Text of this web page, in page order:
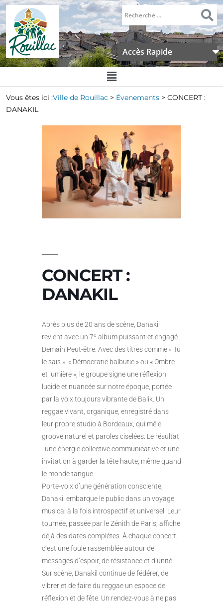
Accès Rapide
Vous êtes ici :Ville de Rouillac > Évenements > CONCERT :
DANAKIL
CONCERT :
DANAKIL
Après plus de 20 ans de scène, Danakil
revient avec un 7e album puissant et engagé :
Demain Peut-être. Avec des titres comme « Tu
le sais », « Démocratie balbutie » ou « Ombre
et lumière », le groupe signe une réflexion
lucide et nuancée sur notre époque, portée
par la voix toujours vibrante de Balik. Un
reggae vivant, organique, enregistré dans
leur propre studio à Bordeaux, qui mêle
groove naturel et paroles ciselées. Le résultat
: une énergie collective communicative et une
invitation à garder la tête haute, même quand
le monde tangue.
Porte-voix d’une génération consciente,
Danakil embarque le public dans un voyage
musical à la fois introspectif et universel. Leur
tournée, passée par le Zénith de Paris, affiche
déjà des dates complètes. À chaque concert,
c’est une foule rassemblée autour de
messages d’espoir, de résistance et d’unité.
Sur scène, Danakil continue de fédérer, de
vibrer et de faire du reggae un espace de
réflexion et de fête. Un rendez-vous à ne pas